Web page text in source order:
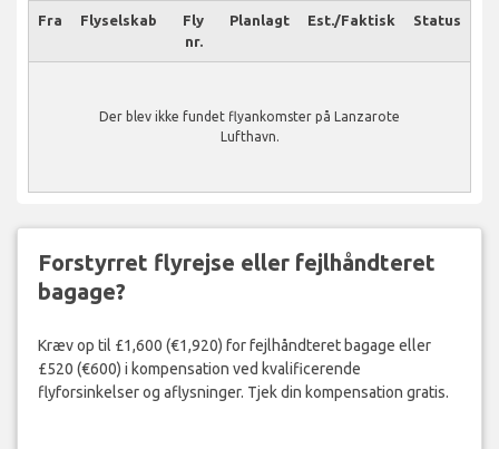
Fra Flyselskab
Fly
nr.
Planlagt Est./Faktisk Status
Der blev ikke fundet flyankomster på Lanzarote
Lufthavn.
Forstyrret flyrejse eller fejlhåndteret
bagage?
Kræv op til £1,600 (€1,920) for fejlhåndteret bagage eller
£520 (€600) i kompensation ved kvalificerende
flyforsinkelser og aflysninger. Tjek din kompensation gratis.